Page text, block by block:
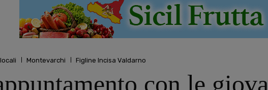
Montevarchi Figline Incisa Valdarno
con le